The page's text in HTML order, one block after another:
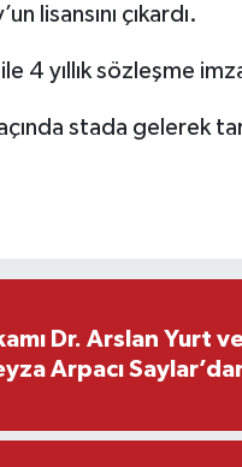
lisansını çıkardı.
4 yıllık sözleşme
stada gelerek
Dr. Arslan Yurt
Arpacı